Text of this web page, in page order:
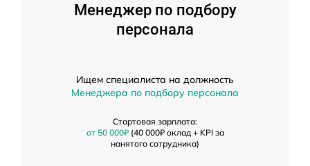
Менеджер по подбору
персонала
Ищем специалиста на должность
Менеджера по подбору персонала
Стартовая зарплата:
от 50 000₽(40 000₽ оклад + KPI за
нанятого сотрудника)